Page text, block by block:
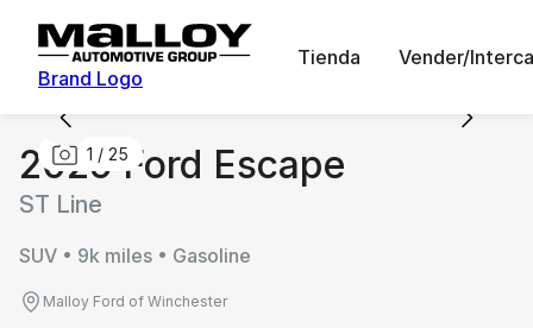
Brand Logo
Tienda Vender/
1 / 25
2025 Ford Escape
ST Line
SUV • 9k miles • Gasoline
Malloy Ford of Winchester